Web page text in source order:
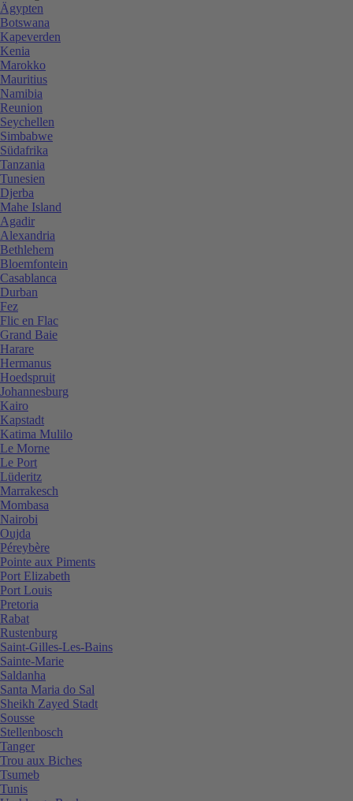
Ägypten
Botswana
Kapeverden
Kenia
Marokko
Mauritius
Namibia
Reunion
Seychellen
Simbabwe
Südafrika
Tanzania
Tunesien
Djerba
Mahe Island
Agadir
Alexandria
Bethlehem
Bloemfontein
Casablanca
Durban
Fez
Flic en Flac
Grand Baie
Harare
Hermanus
Hoedspruit
Johannesburg
Kairo
Kapstadt
Katima Mulilo
Le Morne
Le Port
Lüderitz
Marrakesch
Mombasa
Nairobi
Oujda
Péreybère
Pointe aux Piments
Port Elizabeth
Port Louis
Pretoria
Rabat
Rustenburg
Saint-Gilles-Les-Bains
Sainte-Marie
Saldanha
Santa Maria do Sal
Sheikh Zayed Stadt
Sousse
Stellenbosch
Tanger
Trou aux Biches
Tsumeb
Tunis